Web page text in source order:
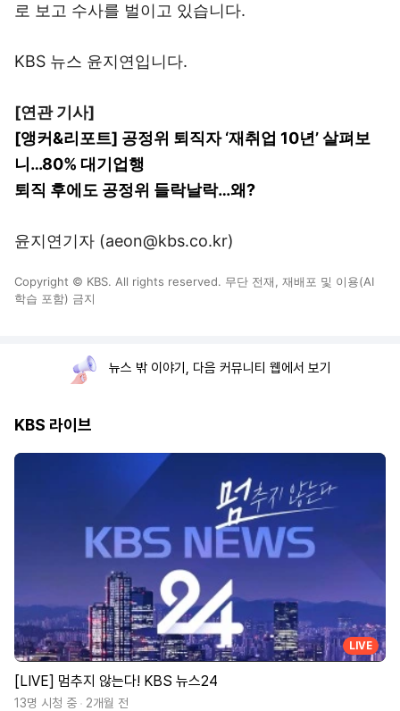
로 보고 수사를 벌이고 있습니다.
KBS 뉴스 윤지연입니다.
[연관 기사]
[앵커&리포트] 공정위 퇴직자 ‘재취업 10년’ 살펴보
니…80% 대기업행
퇴직 후에도 공정위 들락날락…왜?
윤지연기자 (aeon@kbs.co.kr)
Copyright © KBS. All rights reserved. 무단 전재, 재배포 및 이용(AI
학습 포함) 금지
뉴스 밖 이야기, 다음 커뮤니티 웹에서 보기
KBS 라이브
LIVE
[LIVE] 멈추지 않는다! KBS 뉴스24
13명 시청 중 2개월 전